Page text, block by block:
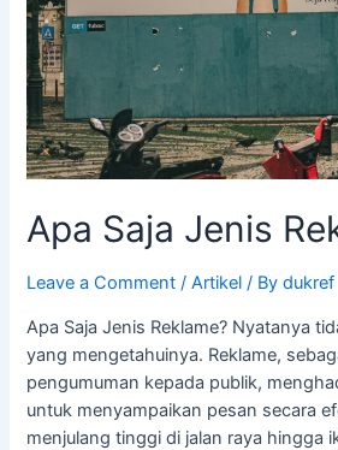
Apa Saja Jenis
Leave a Comment /Artikel / Bydukref
Apa Saja Jenis Reklame? Nyatanya
yang mengetahuinya. Reklame,
pengumuman kepada publik,
untuk menyampaikan pesan secara
menjulang tinggi di jalan raya hingga